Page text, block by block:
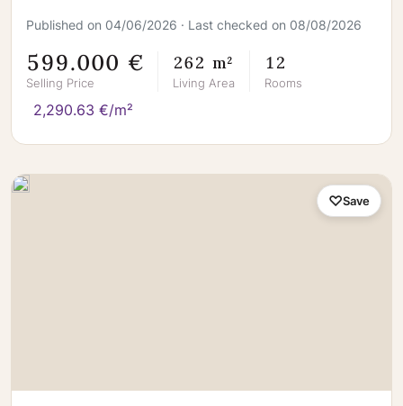
Published on 04/06/2026 · Last checked on 08/08/2026
599.000 €
Selling Price
262 m²
Living Area
12
Rooms
2,290.63 €/m²
Save